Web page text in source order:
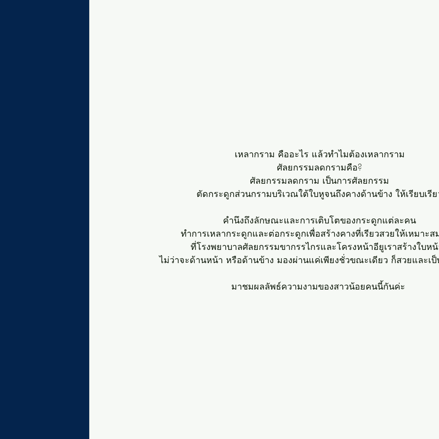
เหลากราม คืออะไร แล้วทำไมต้องเหลากราม
ศัลยกรรมลดกรามคือ?
ศัลยกรรมลดกราม เป็นการศัลยกรรม
ตัดกระดูกส่วนกรามบริเวณใต้ใบหูจนถึงคางด้านข้าง ให้เรียบเรี
คำนึงถึงลักษณะและการเติบโตของกระดูกแต่ละคน
ทำการเหลากระดูกและต่อกระดูกเพื่อสร้างคางที่เรียวสวยให้เหมาะ
ที่โรงพยาบาลศัลยกรรมขากรรไกรและโครงหน้าอียูเราสร้างใบห
ไม่ว่าจะด้านหน้า หรือด้านข้าง มองผ่านแค่เพียงชั่วขณะเดียว ก็สวยและเ
มาชมผลลัพธ์ความงามของสาวน้อยคนนี้กันค่ะ